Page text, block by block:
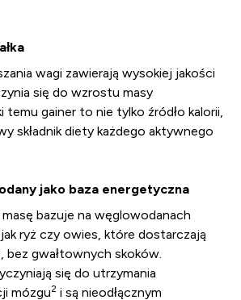
wagi zawierają wysokiej jakości
się do wzrostu masy
temu gainer to nie tylko źródło kalorii,
składnik diety każdego aktywnego
jako baza energetyczna
bazuje na węglowodanach
ryż czy owies, które dostarczają
gwałtownych skoków.
się do utrzymania
mózgu2i są nieodłącznym